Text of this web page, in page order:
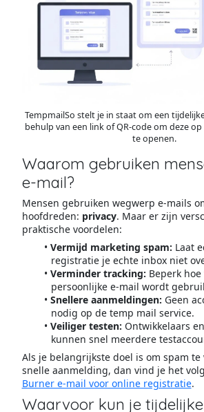
TempmailSo stelt je in staat om een
behulp van een link of QR-code om deze
te openen.
Waarom gebruiken
e-mail?
Mensen gebruiken wegwerp e-mails
hoofdreden: privacy. Maar er zijn
praktische voordelen:
Vermijd marketing spam: Laat
registratie je echte inbox niet
Verminder tracking: Beperk hoe
persoonlijke e-mail wordt
Snellere aanmeldingen: Geen
nodig op de temp mail service.
Veiliger testen: Ontwikkelaars
kunnen snel meerdere
Als je belangrijkste doel is om spam
snelle aanmelding, dan vind je het
Burner e-mail voor online registratie.
Waarvoor kun je